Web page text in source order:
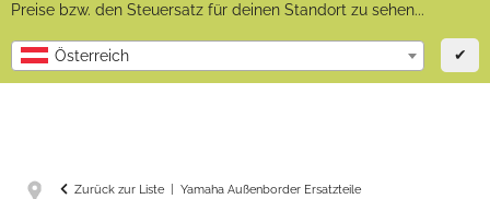
Preise bzw. den Steuersatz für deinen Standort zu sehen...
Österreich ✔
Zurück zur Liste Yamaha Außenborder Ersatzteile